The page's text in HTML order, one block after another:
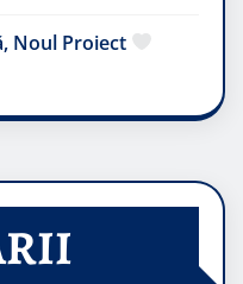
Noul Proiect